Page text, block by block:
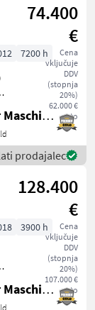
74.400
€
Cena
vključuje
DDV
(stopnja
20%)
62.000 €
neto
7200 h
Haßlacher Maschinenhandel
prodajalec
128.400
€
Cena
vključuje
DDV
(stopnja
20%)
107.000 €
neto
3900 h
Haßlacher Maschinenhandel